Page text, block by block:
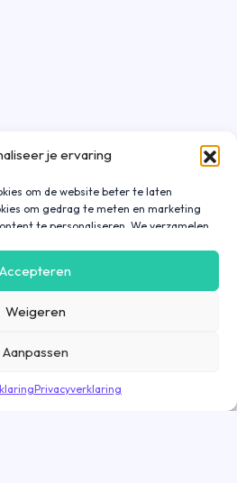
je ervaring
om de website beter te laten
om gedrag te meten en marketing
te personaliseren. We verzamelen
of in onze apps af te stemmen en te
interesses. Gegevens die via
worden ook gedeeld met derde
Accepteren
Weigeren
Aanpassen
Privacyverklaring